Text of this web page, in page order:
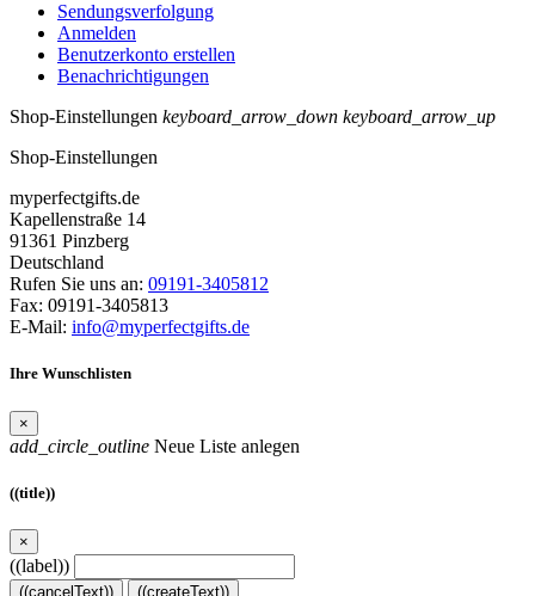
Sendungsverfolgung
Anmelden
Benutzerkonto erstellen
Benachrichtigungen
Shop-Einstellungen keyboard_arrow_down keyboard_arrow_up
Shop-Einstellungen
myperfectgifts.de
Kapellenstraße 14
91361 Pinzberg
Deutschland
Rufen Sie uns an: 09191-3405812
Fax: 09191-3405813
E-Mail: info@myperfectgifts.de
Ihre Wunschlisten
×
add_circle_outline Neue Liste anlegen
((title))
×
((label))
((cancelText)) ((createText))